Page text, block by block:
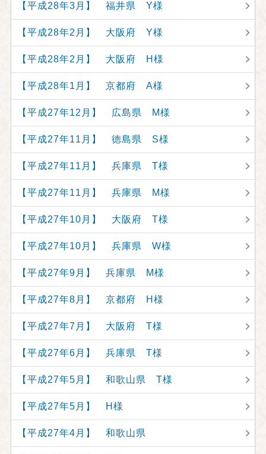
【平成28年3月】 福井県 Y様
【平成28年2月】 大阪府 Y様
【平成28年2月】 大阪府 H様
【平成28年1月】 京都府 A様
【平成27年12月】 広島県 M様
【平成27年11月】 徳島県 S様
【平成27年11月】 兵庫県 T様
【平成27年11月】 兵庫県 M様
【平成27年10月】 大阪府 T様
【平成27年10月】 兵庫県 W様
【平成27年9月】 兵庫県 M様
【平成27年8月】 京都府 H様
【平成27年7月】 大阪府 T様
【平成27年6月】 兵庫県 T様
【平成27年5月】 和歌山県 T様
【平成27年5月】 H様
【平成27年4月】 和歌山県